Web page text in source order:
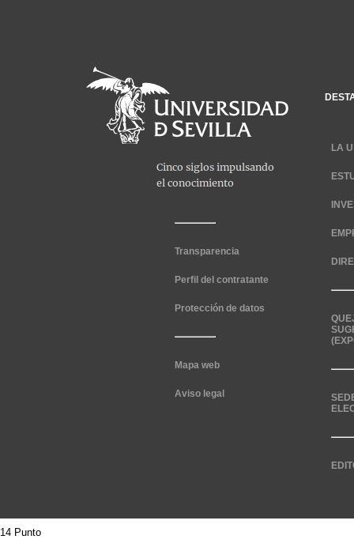
Transparencia
Perfil del contratante
Protección de datos
Mapa web
Aviso legal
LA
14 Punto